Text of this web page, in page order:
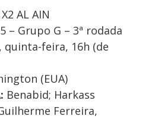
AL AIN
– Grupo G – 3ª rodada
quinta-feira, 16h (de
(EUA)
Benabid; Harkass
Ferreira,